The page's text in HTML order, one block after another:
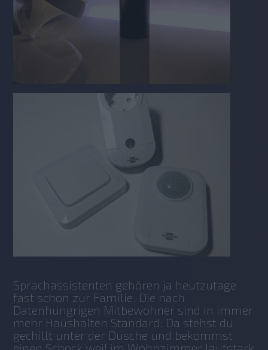
Sprachassistenten gehören ja heutzutage
fast schon zur Familie. Die nach
Datenhungrigen Mitbewohner sind in immer
mehr Haushalten Standard: Da stehst du
gechillt unter der Dusche und bekommst